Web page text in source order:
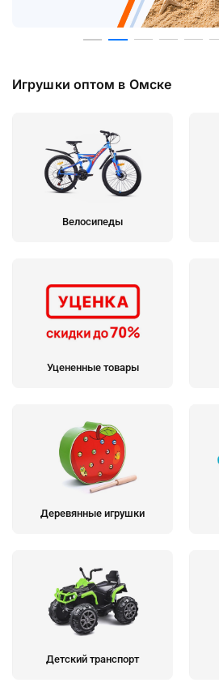
Игрушки оптом в Омске
Велосипеды
Уцененные товары
Деревянные игрушки
Детский транспорт